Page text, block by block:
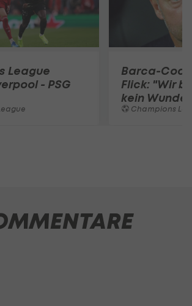
League
- PSG
Barca-
Flick: "Wir
kein
Champions